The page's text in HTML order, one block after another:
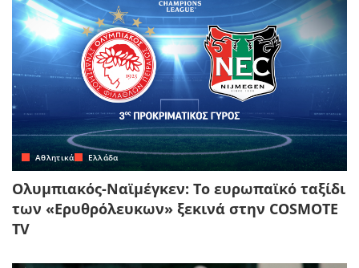
Αθλητικά Ελλάδα
Ολυμπιακός-Ναϊμέγκεν: Το ευρωπαϊκό ταξίδι
των «Ερυθρόλευκων» ξεκινά στην COSMOTE
TV